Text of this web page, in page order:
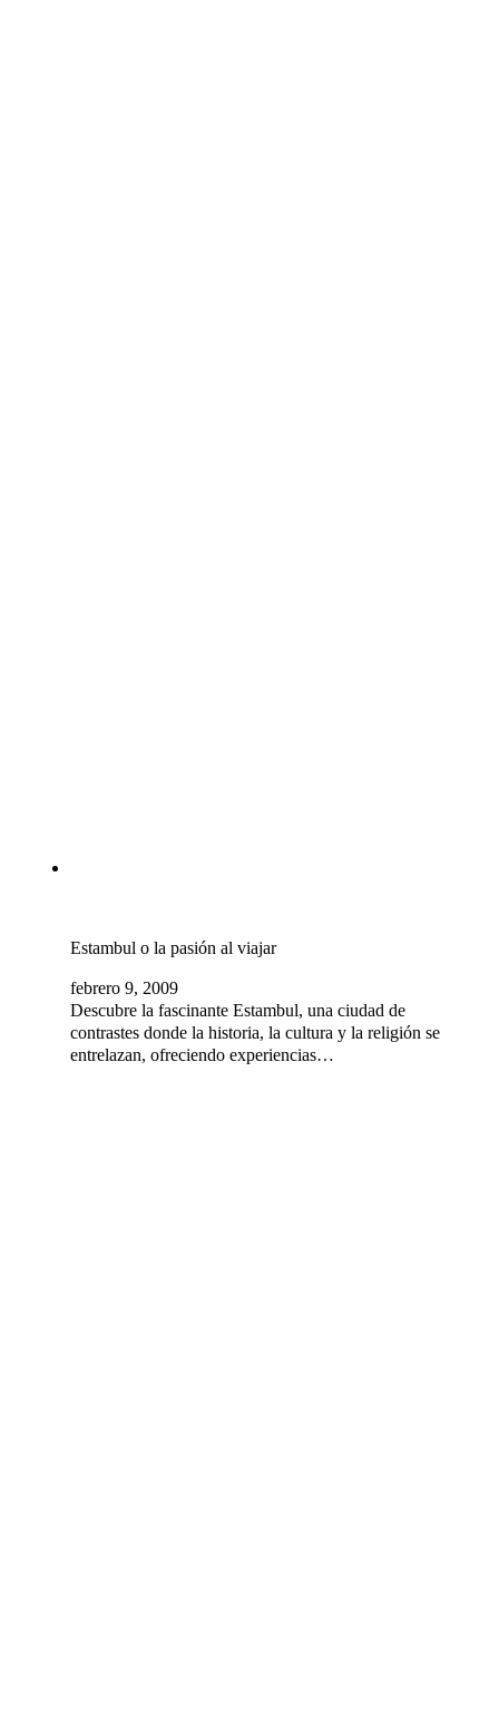
Estambul o la pasión al viajar
febrero 9, 2009
Descubre la fascinante Estambul, una ciudad de
contrastes donde la historia, la cultura y la religión se
entrelazan, ofreciendo experiencias…